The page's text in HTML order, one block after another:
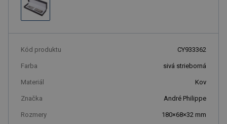
Kód produktu CY933362
Farba sivá strieborná
Materiál Kov
Značka André Philippe
Rozmery 180×68×32 mm